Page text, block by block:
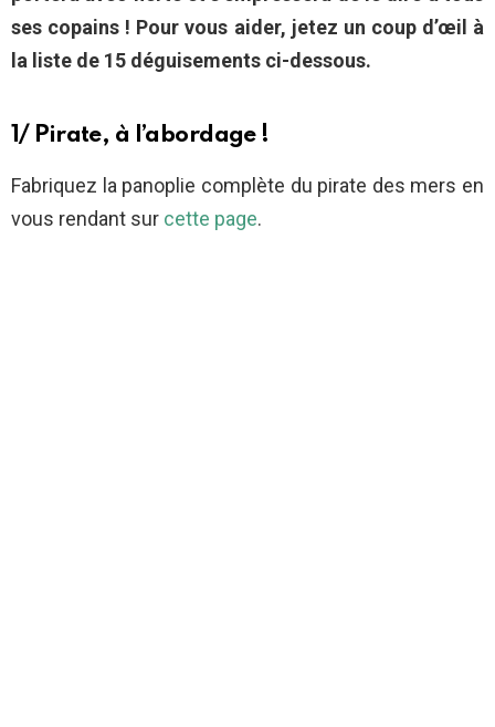
ses copains ! Pour vous aider, jetez un coup d’œil à
la liste de 15 déguisements ci-dessous.
1/ Pirate, à l’abordage !
Fabriquez la panoplie complète du pirate des mers en
vous rendant sur cette page.